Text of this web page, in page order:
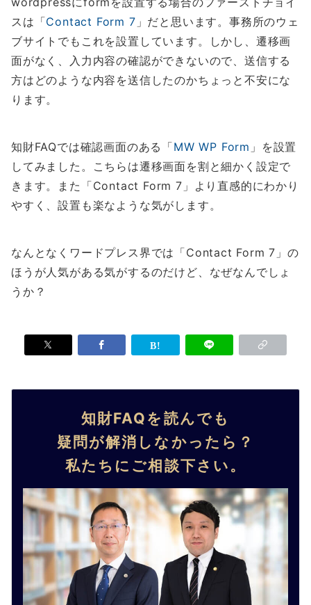
スは「Contact Form 7 」だと思います。事務所のウェ
ブサイトでもこれを設置しています。しかし、遷移画
面がなく、入力内容の確認ができないので、送信する
方はどのような内容を送信したのかちょっと不安にな
ります。
知財FAQでは確認画面のある「MW WP Form 」を設置
してみました。こちらは遷移画面を割と細かく設定で
きます。また「Contact Form 7」より直感的にわかり
やすく、設置も楽なような気がします。
なんとなくワードプレス界では「Contact Form 7」の
ほうが人気がある気がするのだけど、なぜなんでしょ
うか？
知財FAQを読んでも
疑問が解消しなかったら？
私たちにご相談下さい。